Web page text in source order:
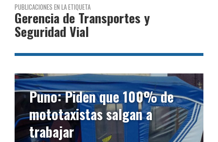
PUBLICACIONES EN LA ETIQUETA
Gerencia de Transportes y
Seguridad Vial
que 100% de
salgan a
Puno: Gerencia
Transportes
conductores